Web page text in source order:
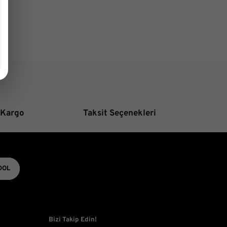
açıklamalarında ve diğer konularda yetersiz
ederiz.
görüntülenemiyor.
bulunuyor.
Taksit Seçenekleri
Bizi Takip Edin!